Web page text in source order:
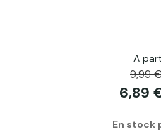
A
9,99
6,89
En stock